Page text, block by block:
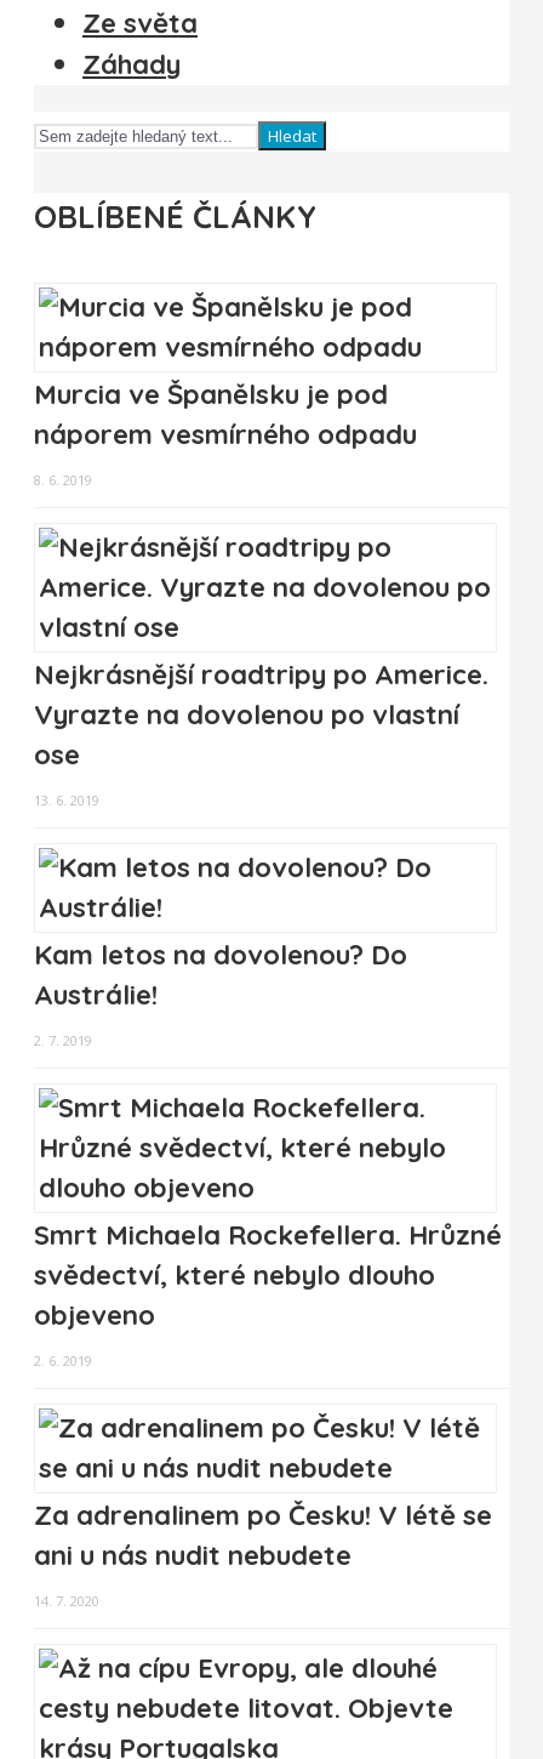
Ze světa
Záhady
Hledat
OBLÍBENÉ ČLÁNKY
Murcia ve Španělsku je pod
náporem vesmírného odpadu
8. 6. 2019
Nejkrásnější roadtripy po Americe.
Vyrazte na dovolenou po vlastní
ose
13. 6. 2019
Kam letos na dovolenou? Do
Austrálie!
2. 7. 2019
Smrt Michaela Rockefellera. Hrůzné
svědectví, které nebylo dlouho
objeveno
2. 6. 2019
Za adrenalinem po Česku! V létě se
ani u nás nudit nebudete
14. 7. 2020